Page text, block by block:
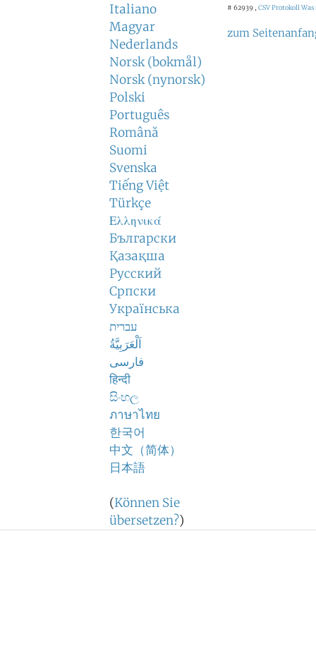
Italiano
Magyar
Nederlands
Norsk (bokmål)
Norsk (nynorsk)
Polski
Português
Română
Suomi
Svenska
Tiếng Việt
Türkçe
Ελληνικά
Български
Қазақша
Русский
Српски
Українська
עברית
اَلْعَرَبِيَّةُ
فارسی
हिन्दी
සිංහල
ภาษาไทย
한국어
中文（简体）
日本語
(Können Sie
übersetzen?)
# 62939 , CSV Protokoll Was
zum